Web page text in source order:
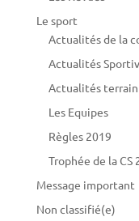
Le sport
Actualités de la
Actualités
Actualités terrain
Les Equipes
Règles 2019
Trophée de la CS
Message important
Non classifié(e)